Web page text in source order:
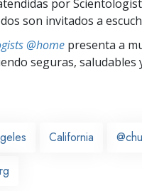
por
son invitados a
@home presenta a
seguras, saludables
California